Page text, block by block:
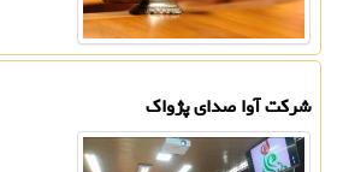
شركت آوا صدای پژواك